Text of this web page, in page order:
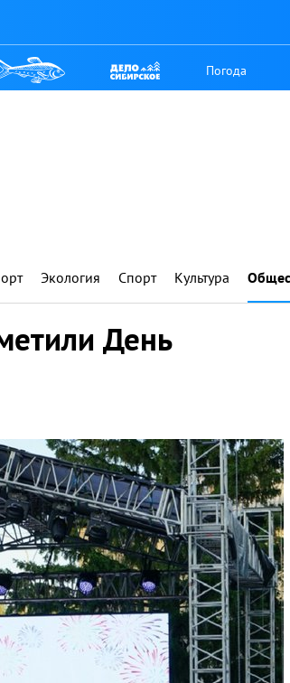
Погода
Экология Спорт Культура
День